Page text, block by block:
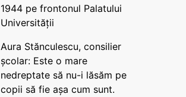
1944 pe frontonul Palatului
Universității
Aura Stănculescu, consilier
școlar: Este o mare
nedreptate să nu-i lăsăm pe
copii să fie așa cum sunt.